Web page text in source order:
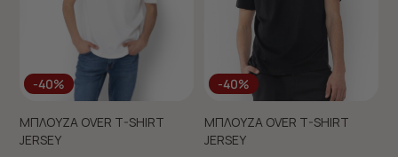
-40%
ΜΠΛΟΥΖΑ OVER T-SHIRT
JERSEY
-40%
ΜΠΛΟΥΖΑ OVER T-SHIRT
JERSEY